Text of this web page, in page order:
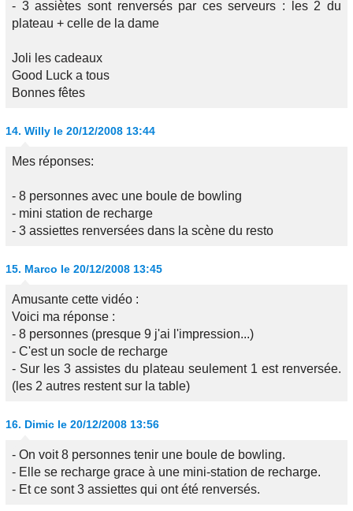
- 3 assiètes sont renversés par ces serveurs : les 2 du
plateau + celle de la dame
Joli les cadeaux
Good Luck a tous
Bonnes fêtes
14. Willy le 20/12/2008 13:44
Mes réponses:
- 8 personnes avec une boule de bowling
- mini station de recharge
- 3 assiettes renversées dans la scène du resto
15. Marco le 20/12/2008 13:45
Amusante cette vidéo :
Voici ma réponse :
- 8 personnes (presque 9 j'ai l'impression...)
- C'est un socle de recharge
- Sur les 3 assistes du plateau seulement 1 est renversée.
(les 2 autres restent sur la table)
16. Dimic le 20/12/2008 13:56
- On voit 8 personnes tenir une boule de bowling.
- Elle se recharge grace à une mini-station de recharge.
- Et ce sont 3 assiettes qui ont été renversés.